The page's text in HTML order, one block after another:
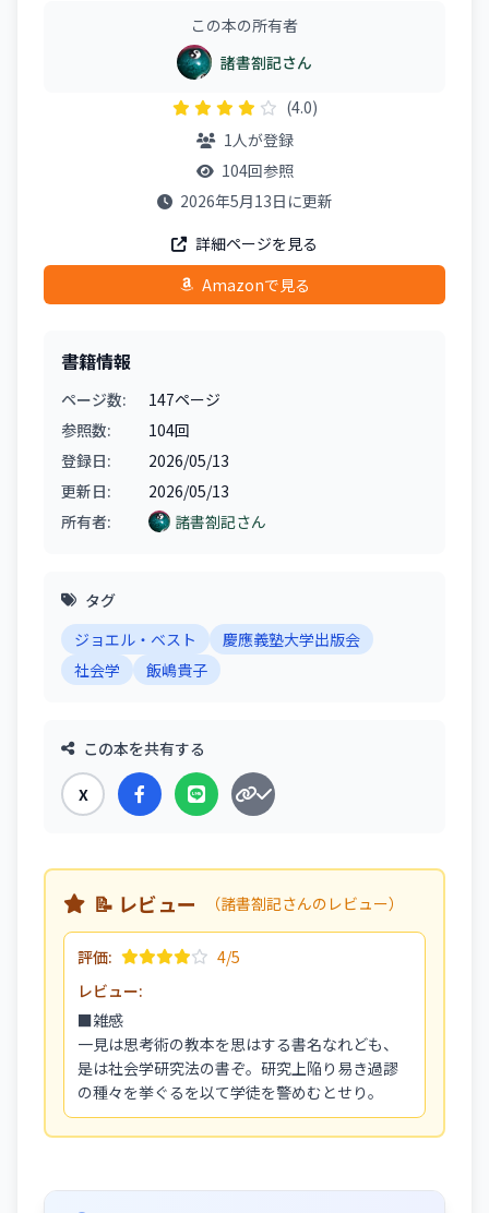
この本の所有者
諸書劄記さん
(4.0)
1人が登録
104回参照
2026年5月13日に更新
詳細ページを見る
Amazonで見る
書籍情報
ページ数:
147ページ
参照数:
104回
登録日:
2026/05/13
更新日:
2026/05/13
所有者:
諸書劄記さん
タグ
ジョエル・ベスト
慶應義塾大学出版会
社会学
飯嶋貴子
この本を共有する
X
📝 レビュー （諸書劄記さんのレビュー）
評価:
4/5
レビュー:
■雑感
一見は思考術の教本を思はする書名なれども、
是は社会学研究法の書ぞ。研究上陥り易き過謬
の種々を挙ぐるを以て学徒を警めむとせり。